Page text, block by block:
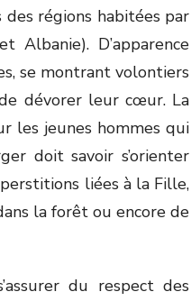
régions habitées par
Albanie). D’apparence
se montrant volontiers
dévorer leur cœur. La
les jeunes hommes qui
doit savoir s’orienter
liées à la Fille,
la forêt ou encore de
du respect des